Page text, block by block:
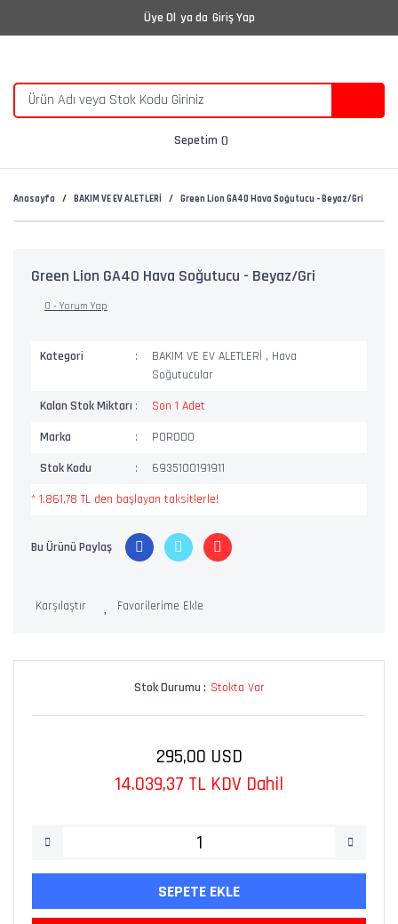
Üye Ol ya da Giriş Yap
Sepetim
Anasayfa BAKIM VE EV ALETLERİ Green Lion GA40 Hava Soğutucu - Beyaz/Gri
Green Lion GA40 Hava Soğutucu - Beyaz/Gri
0 - Yorum Yap
Kategori BAKIM VE EV ALETLERİ , Hava
Soğutucular
Kalan Stok Miktarı
Son 1 Adet
Marka
PORODO
Stok Kodu
6935100191911
* 1.861,78 TL den başlayan taksitlerle!
Bu Ürünü Paylaş
Karşılaştır
Stok Durumu : Stokta Var
295,00 USD
14.039,37 TL KDV Dahil
SEPETE EKLE